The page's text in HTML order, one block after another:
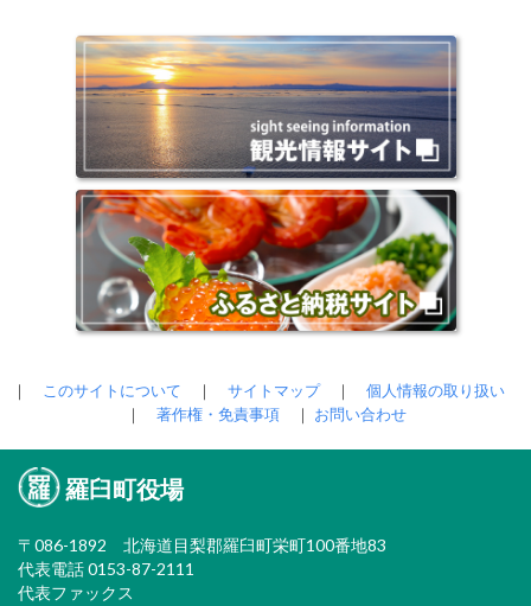
｜ このサイトについて ｜ サイトマップ｜ 個人情報の取り扱い
｜ 著作権・免責事項｜ お問い合わせ
羅臼町役場
〒086-1892 北海道目梨郡羅臼町栄町100番地83
代表電話 0153-87-2111
代表ファックス